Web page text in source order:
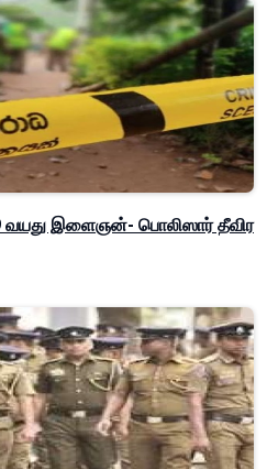
வயது இளைஞன்- பொலிஸார் தீவிர